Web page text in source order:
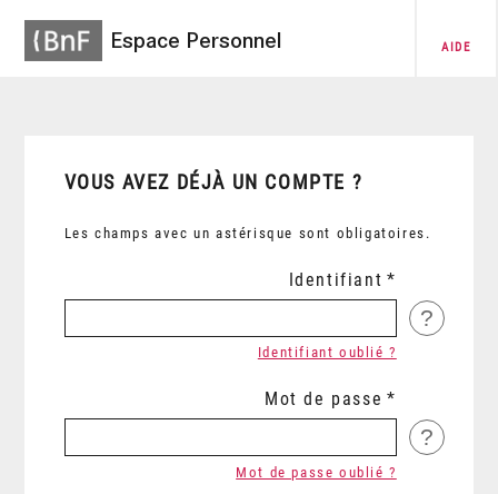
Espace Personnel AIDE
VOUS AVEZ DÉJÀ UN COMPTE ?
Les champs avec un astérisque sont obligatoires.
Identifiant
?
Identifiant oublié ?
Mot de passe
?
Mot de passe oublié ?